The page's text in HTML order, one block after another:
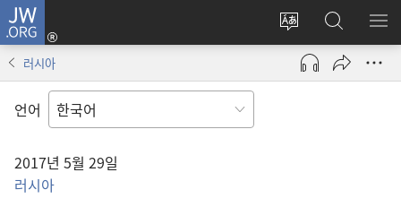
JW.ORG
사이트
언어
변경
로그인
(새로운
열기)
JW.ORG
검색
메
러시아
언어
2017년 5월 29일
러시아